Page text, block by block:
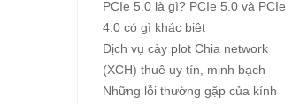
PCIe 5.0 là gì? PCIe 5.0 và PCIe
4.0 có gì khác biệt
Dịch vụ cày plot Chia network
(XCH) thuê uy tín, minh bạch
Những lỗi thường gặp của kính